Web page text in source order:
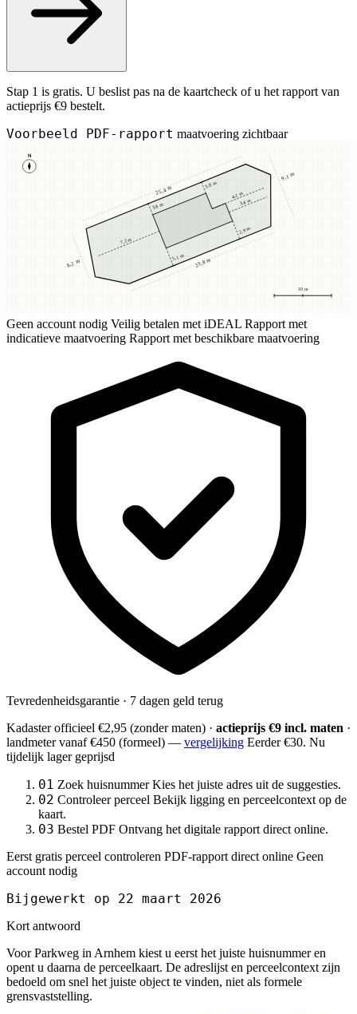
Stap 1 is gratis. U beslist pas na de kaartcheck of u het rapport van
actieprijs €9 bestelt.
Voorbeeld PDF-rapport maatvoering zichtbaar
N
10 m
3,8 m
3,8 m
5,1 m
2,9 m
7,2 m
3,4 m
4,1 m
25,4 m
23,8 m
8,2 m
9,1 m
Geen account nodig Veilig betalen met iDEAL Rapport met
indicatieve maatvoering Rapport met beschikbare maatvoering
Tevredenheidsgarantie · 7 dagen geld terug
Kadaster officieel €2,95 (zonder maten) · actieprijs €9 incl. maten ·
landmetervanaf €450 (formeel) — vergelijking Eerder €30. Nu
tijdelijk lager geprijsd
01 Zoek huisnummer Kies het juiste adres uit de suggesties.
02 Controleer perceel Bekijk ligging en perceelcontext op de
kaart.
03 Bestel PDF Ontvang het digitale rapport direct online.
Eerst gratis perceel controleren PDF-rapport direct online Geen
account nodig
Bijgewerkt op 22 maart 2026
Kort antwoord
Voor Parkweg in Arnhem kiest u eerst het juiste huisnummer en
opent u daarna de perceelkaart. De adreslijst en perceelcontext zijn
bedoeld om snel het juiste object te vinden, niet als formele
grensvaststelling.